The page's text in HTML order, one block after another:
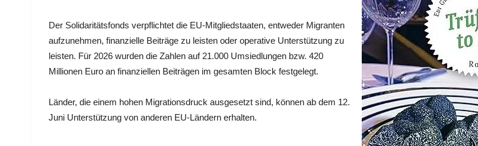
Der Solidaritätsfonds verpflichtet die EU-Mitgliedstaaten, entweder Migranten
aufzunehmen, finanzielle Beiträge zu leisten oder operative Unterstützung zu
leisten. Für 2026 wurden die Zahlen auf 21.000 Umsiedlungen bzw. 420
Millionen Euro an finanziellen Beiträgen im gesamten Block festgelegt.
Länder, die einem hohen Migrationsdruck ausgesetzt sind, können ab dem 12.
Juni Unterstützung von anderen EU-Ländern erhalten.